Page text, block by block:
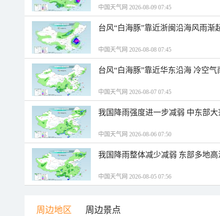
中国天气网 2026-08-09 07:45
台风“白海豚”靠近浙闽沿海风雨渐
中国天气网 2026-08-08 07:45
台风“白海豚”靠近华东沿海 冷空
中国天气网 2026-08-07 07:45
我国降雨强度进一步减弱 中东部
中国天气网 2026-08-06 07:50
我国降雨整体减少减弱 东部多地
中国天气网 2026-08-05 07:56
周边地区 周边景点